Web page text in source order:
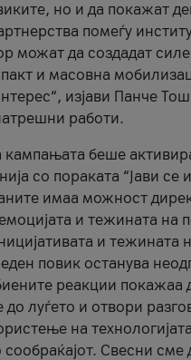
но и да покажат
помеѓу
можат да создадат
и масовна
изјави Панче
работи.
кампањата беше
со пораката “Јави се
имаа можност
и тежината на
и тежината
повик останува
реакции покажаа
до луѓето и отвори
на
сообраќајот. Свесни сме